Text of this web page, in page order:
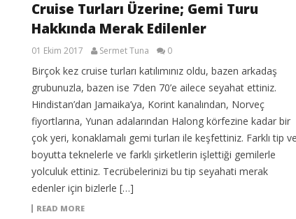
Cruise Turları Üzerine; Gemi Turu
Hakkında Merak Edilenler
01 Ekim 2017 Sermet Tuna 0
Birçok kez cruise turları katılımınız oldu, bazen arkadaş
grubunuzla, bazen ise 7’den 70’e ailece seyahat ettiniz.
Hindistan’dan Jamaika’ya, Korint kanalından, Norveç
fiyortlarına, Yunan adalarından Halong körfezine kadar bir
çok yeri, konaklamalı gemi turları ile keşfettiniz. Farklı tip
boyutta teknelerle ve farklı şirketlerin işlettiği gemilerle
yolculuk ettiniz. Tecrübelerinizi bu tip seyahati merak
edenler için bizlerle […]
READ MORE